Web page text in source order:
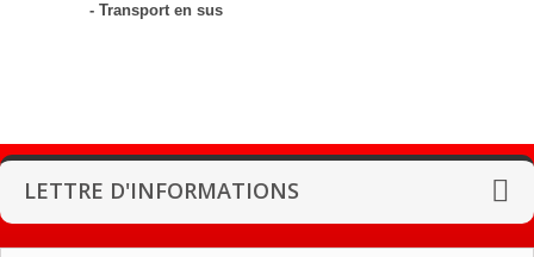
- Transport en sus
LETTRE D'INFORMATIONS